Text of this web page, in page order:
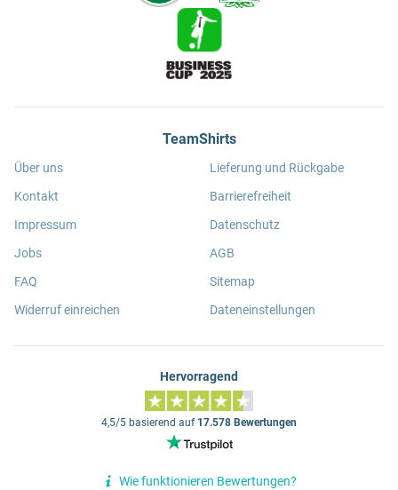
TeamShirts
Über uns
Kontakt
Impressum
Jobs
FAQ
Widerruf einreichen
Lieferung und Rückgabe
Barrierefreiheit
Datenschutz
AGB
Sitemap
Dateneinstellungen
Hervorragend
4,5/5 basierend auf 17.578 Bewertungen
Wie funktionieren Bewertungen?